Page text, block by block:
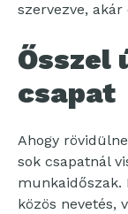
szervezve, akár
Ősszel
csapat
Ahogy
sok csapatnál
munkaidőszak.
közös nevetés,